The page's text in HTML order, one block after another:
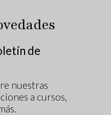
de
nuestras
a cursos,